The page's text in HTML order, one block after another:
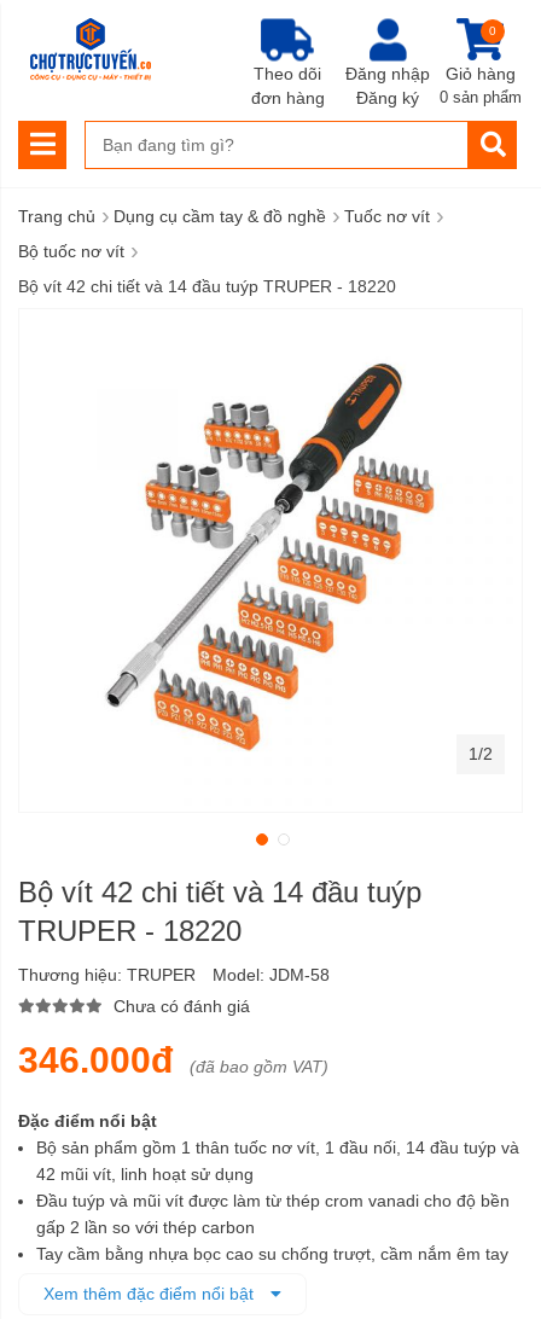
Đăng nhập
Đăng ký
Giỏ hàng
0
0 sản phẩm
Theo dõi
đơn hàng
Trang chủ › Dụng cụ cầm tay & đồ nghề › Tuốc nơ vít ›
Bộ tuốc nơ vít ›
Bộ vít 42 chi tiết và 14 đầu tuýp TRUPER - 18220
Bộ vít 42 chi tiết và 14 đầu tuýp
TRUPER - 18220
Thương hiệu: TRUPER Model: JDM-58
Chưa có đánh giá
346.000đ (đã bao gồm VAT)
Đặc điểm nổi bật
Bộ sản phẩm gồm 1 thân tuốc nơ vít, 1 đầu nối, 14 đầu tuýp và
42 mũi vít, linh hoạt sử dụng
Đầu tuýp và mũi vít được làm từ thép crom vanadi cho độ bền
gấp 2 lần so với thép carbon
Tay cầm bằng nhựa bọc cao su chống trượt, cầm nắm êm tay
tiện lợi sử dụng và bảo quản
Xem thêm đặc điểm nổi bật
1/2